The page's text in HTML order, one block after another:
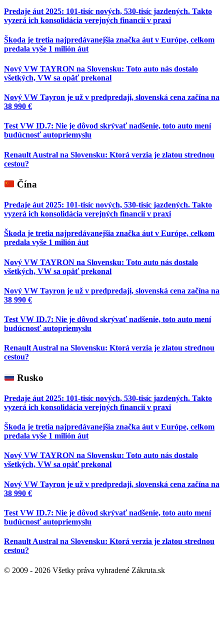
Predaje áut 2025: 101-tisíc nových, 530-tisíc jazdených. Takto
vyzerá ich konsolidácia verejných financií v praxi
Škoda je tretia najpredávanejšia značka áut v Európe, celkom
predala vyše 1 milión áut
Nový VW TAYRON na Slovensku: Toto auto nás dostalo
všetkých, VW sa opäť prekonal
Nový VW Tayron je už v predpredaji, slovenská cena začína na
38 990 €
Test VW ID.7: Nie je dôvod skrývať nadšenie, toto auto mení
budúcnosť autopriemyslu
Renault Austral na Slovensku: Ktorá verzia je zlatou strednou
cestou?
Čína
Predaje áut 2025: 101-tisíc nových, 530-tisíc jazdených. Takto
vyzerá ich konsolidácia verejných financií v praxi
Škoda je tretia najpredávanejšia značka áut v Európe, celkom
predala vyše 1 milión áut
Nový VW TAYRON na Slovensku: Toto auto nás dostalo
všetkých, VW sa opäť prekonal
Nový VW Tayron je už v predpredaji, slovenská cena začína na
38 990 €
Test VW ID.7: Nie je dôvod skrývať nadšenie, toto auto mení
budúcnosť autopriemyslu
Renault Austral na Slovensku: Ktorá verzia je zlatou strednou
cestou?
Rusko
Predaje áut 2025: 101-tisíc nových, 530-tisíc jazdených. Takto
vyzerá ich konsolidácia verejných financií v praxi
Škoda je tretia najpredávanejšia značka áut v Európe, celkom
predala vyše 1 milión áut
Nový VW TAYRON na Slovensku: Toto auto nás dostalo
všetkých, VW sa opäť prekonal
Nový VW Tayron je už v predpredaji, slovenská cena začína na
38 990 €
Test VW ID.7: Nie je dôvod skrývať nadšenie, toto auto mení
budúcnosť autopriemyslu
Renault Austral na Slovensku: Ktorá verzia je zlatou strednou
cestou?
© 2009 - 2026 Všetky práva vyhradené Zákruta.sk